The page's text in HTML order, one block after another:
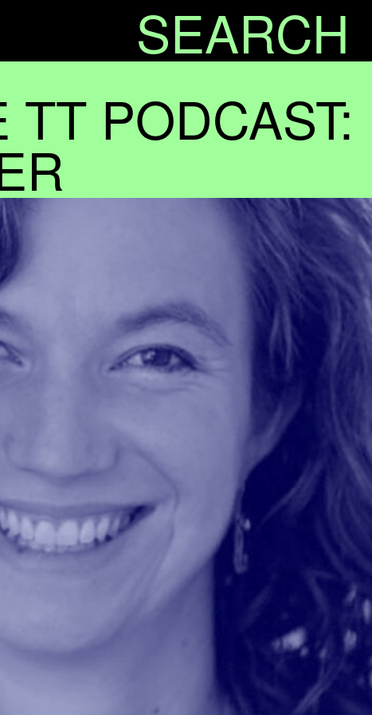
SEARCH
PODCAST: